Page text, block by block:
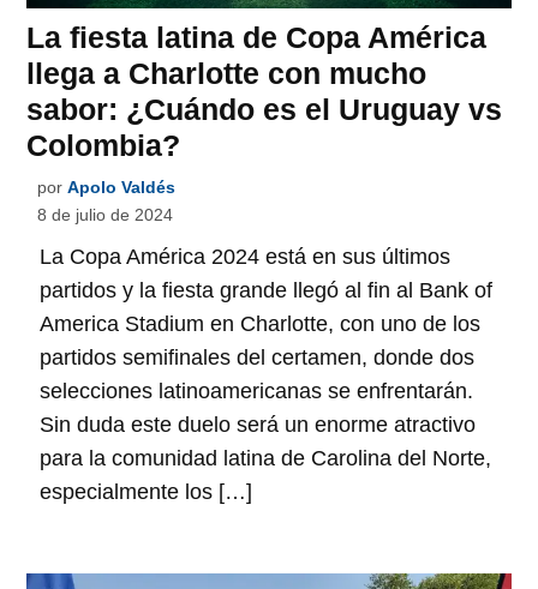
La fiesta latina de Copa América
llega a Charlotte con mucho
sabor: ¿Cuándo es el Uruguay vs
Colombia?
por Apolo Valdés
8 de julio de 2024
La Copa América 2024 está en sus últimos
partidos y la fiesta grande llegó al fin al Bank of
America Stadium en Charlotte, con uno de los
partidos semifinales del certamen, donde dos
selecciones latinoamericanas se enfrentarán.
Sin duda este duelo será un enorme atractivo
para la comunidad latina de Carolina del Norte,
especialmente los […]